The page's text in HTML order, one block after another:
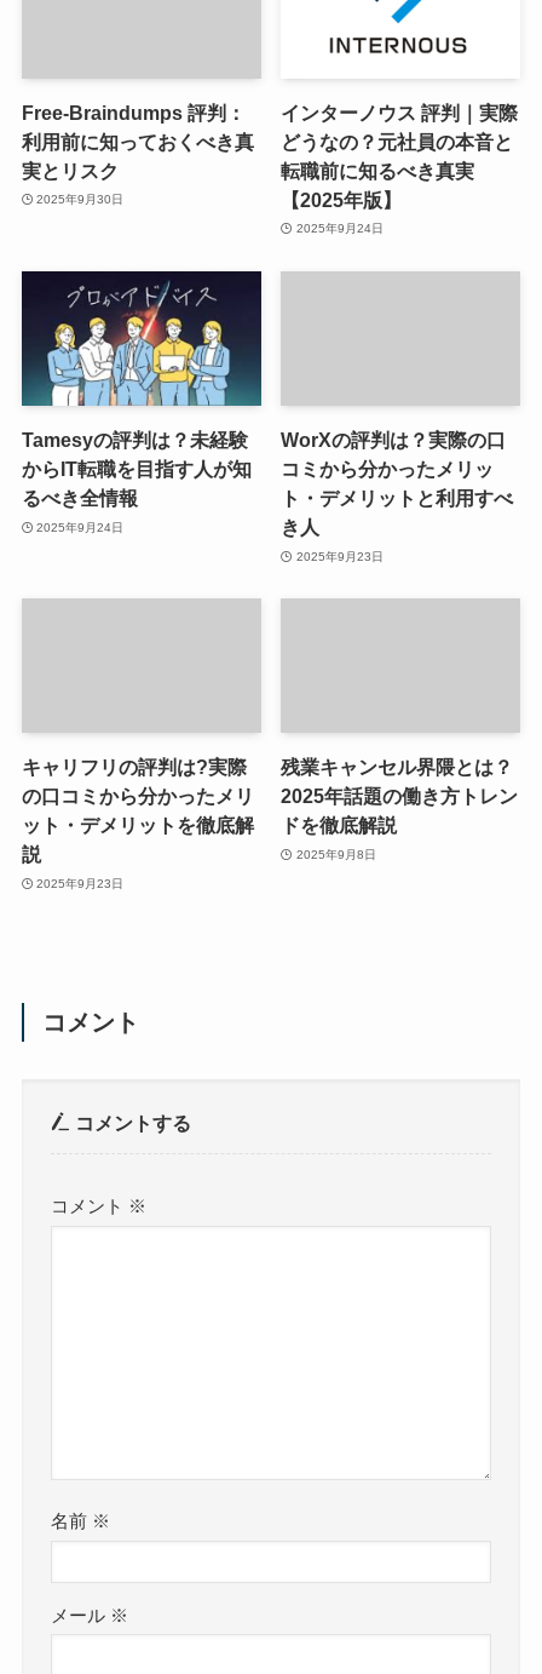
Free-Braindumps 評判：
利用前に知っておくべき真
実とリスク
2025年9月30日
インターノウス 評判｜実際
どうなの？元社員の本音と
転職前に知るべき真実
【2025年版】
2025年9月24日
Tamesyの評判は？未経験
からIT転職を目指す人が知
るべき全情報
2025年9月24日
WorXの評判は？実際の口
コミから分かったメリッ
ト・デメリットと利用すべ
き人
2025年9月23日
キャリフリの評判は?実際
の口コミから分かったメリ
ット・デメリットを徹底解
説
2025年9月23日
残業キャンセル界隈とは？
2025年話題の働き方トレン
ドを徹底解説
2025年9月8日
コメント
コメントする
コメント ※
名前 ※
メール ※